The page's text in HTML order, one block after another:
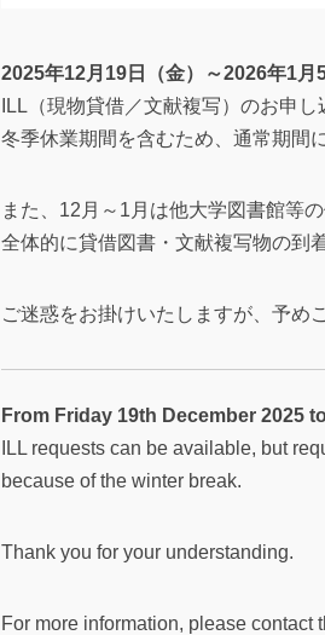
2025年12月19日（金）～2026年1月5
ILL（現物貸借／文献複写）のお申し
冬季休業期間を含むため、通常期間
また、12月～1月は他大学図書館等
全体的に貸借図書・文献複写物の到
ご迷惑をお掛けいたしますが、予め
From Friday 19th December 2025
ILL requests can be available, but
because of the winter break.
Thank you for your understanding.
For more information, please contact